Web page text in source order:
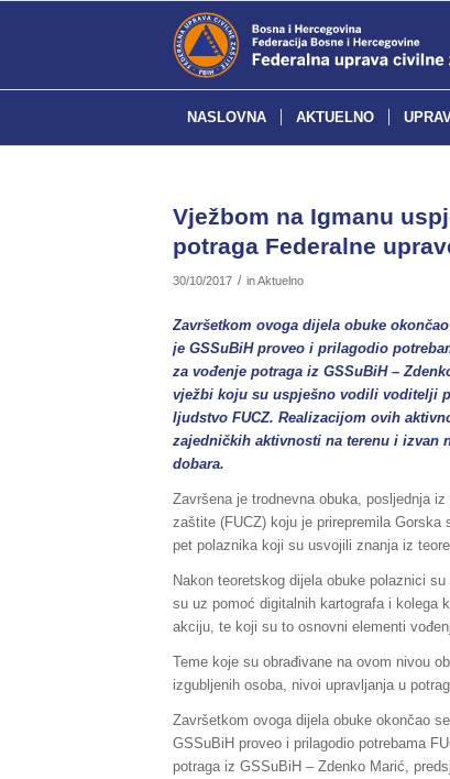
NASLOVNA AKTUELNO
Vježbom na Igmanu
potraga Federalne
30/10/2017 / inAktuelno
Završetkom ovoga dijela obuke
je GSSuBiH proveo i prilagodio
za vođenje potraga iz GSSuBiH –
vježbi koju su uspješno vodili voditelji
ljudstvo FUCZ. Realizacijom ovih
zajedničkih aktivnosti na terenu i izvan
dobara.
Završena je trodnevna obuka, posljednja
zaštite (FUCZ) koju je prirepremila
pet polaznika koji su usvojili znanja iz
Nakon teoretskog dijela obuke polaznici
su uz pomoć digitalnih kartografa i kolega
akciju, te koji su to osnovni elementi
Teme koje su obrađivane na ovom nivou
izgubljenih osoba, nivoi upravljanja u
Završetkom ovoga dijela obuke okončao
GSSuBiH proveo i prilagodio potrebama
potraga iz GSSuBiH – Zdenko Marić,